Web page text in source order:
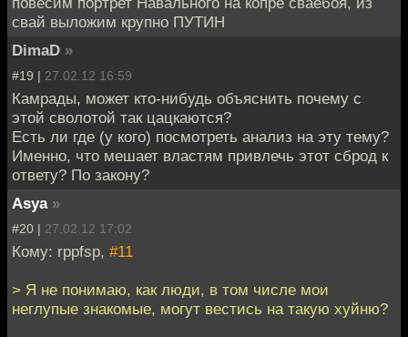
свай выложим крупно ПУТИН
DimaD »
#19 | 27.02.12 16:59
Камрады, может кто-нибудь объяснить почему с
этой сволотой так цацкаются?
Есть ли где (у кого) посмотреть анализ на эту тему?
Именно, что мешает властям привлечь этот сброд к
ответу? По закону?
Asya »
#20 | 27.02.12 17:02
Кому: rppfsp, #11
> Я не понимаю, как люди, в том числе мои
неглупые знакомые, могут вестись на такую хуйню?